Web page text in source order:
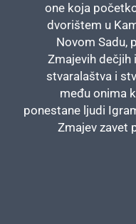
one koja
dvorištem u
Novom Sadu,
Zmajevih dečjih
stvaralaštva i
među onima
ponestane ljudi
Zmajev zavet